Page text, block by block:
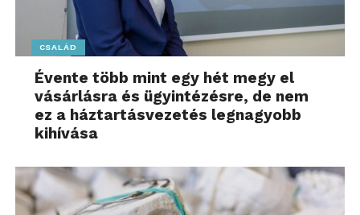
CSALÁD
Évente több mint egy hét megy el
vásárlásra és ügyintézésre, de nem
ez a háztartásvezetés legnagyobb
kihívása